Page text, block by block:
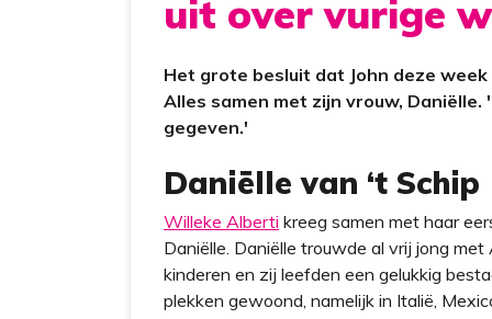
uit over vurige
Het grote besluit dat John deze
Alles samen met zijn vrouw,
gegeven.'
Daniëlle van ‘t Schip
Willeke Alberti kreeg samen met haar
Daniëlle. Daniëlle trouwde al vrij jong
kinderen en zij leefden een gelukkig
plekken gewoond, namelijk in Italië,